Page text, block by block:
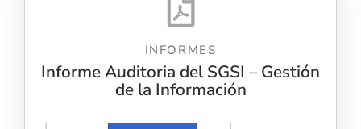
INFORMES
Informe Auditoria del SGSI – Gestión
de la Información